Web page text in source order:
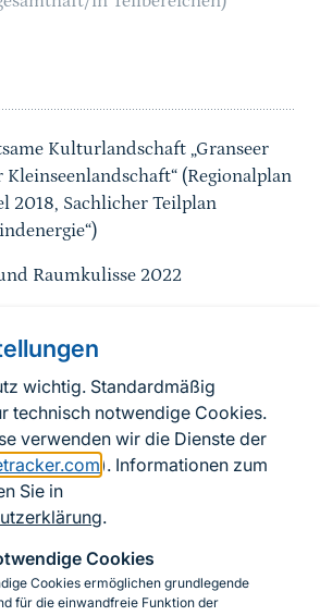
wichtig. Standardmäßig
technisch notwendige Cookies.
verwenden wir die Dienste der
). Informationen zum
Sie in
.
Cookies
Cookies ermöglichen grundlegende
für die einwandfreie Funktion der
Kulturlandschaft „Granseer
(Regionalplan
2018, Sachlicher Teilplan
Raumkulisse 2022
zur Seite
Kontakt zum BfN
Kontaktformular
zur Barrierefreiheit
Impressum
Datenschutz